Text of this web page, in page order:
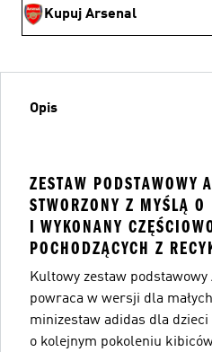
Kupuj Arsenal
Opis
ZESTAW PODSTAWOWY
STWORZONY Z MYŚLĄ
I WYKONANY
POCHODZĄCYCH Z
Kultowy zestaw
powraca w wersji dla
minizestaw adidas dla dzieci
o kolejnym pokoleniu